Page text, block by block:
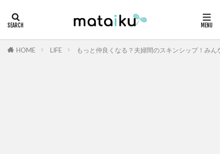
HOME LIFE もっと仲良くなる？夫婦間のスキンシップ！みん